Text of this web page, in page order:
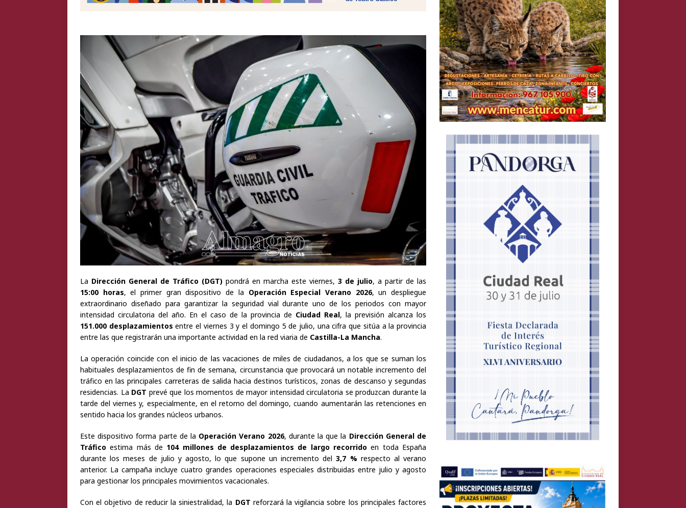
La Dirección General de Tráfico (DGT) pondrá en marcha este viernes,3 de julio, a partir de las
15:00 horas, el primer gran dispositivo de la Operación Especial Verano 2026, un despliegue
extraordinario diseñado para garantizar la seguridad vial durante uno de los periodos con mayor
intensidad circulatoria del año. En el caso de la provincia de Ciudad Real, la previsión alcanza los
151.000 desplazamientos entre el viernes 3 y el domingo 5 de julio, una cifra que sitúa a la provincia
entre las que registrarán una importante actividad en la red viaria de Castilla-La Mancha.
La operación coincide con el inicio de las vacaciones de miles de ciudadanos, a los que se suman los
habituales desplazamientos de fin de semana, circunstancia que provocará un notable incremento del
tráfico en las principales carreteras de salida hacia destinos turísticos, zonas de descanso y segundas
residencias. La DGT prevé que los momentos de mayor intensidad circulatoria se produzcan durante la
tarde del viernes y, especialmente, en el retorno del domingo, cuando aumentarán las retenciones en
sentido hacia los grandes núcleos urbanos.
Este dispositivo forma parte de la Operación Verano 2026, durante la que la Dirección General de
Tráfico estima más de 104 millones de desplazamientos de largo recorrido en toda España
durante los meses de julio y agosto, lo que supone un incremento del3,7 % respecto al verano
anterior. La campaña incluye cuatro grandes operaciones especiales distribuidas entre julio y agosto
para gestionar los principales movimientos vacacionales.
Con el objetivo de reducir la siniestralidad, la DGT reforzará la vigilancia sobre los principales factores